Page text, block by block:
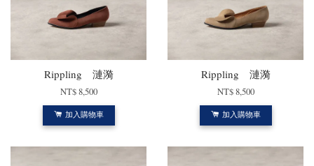
Rippling 漣漪
NT$ 8,500
加入購物車
Rippling 漣漪
NT$ 8,500
加入購物車